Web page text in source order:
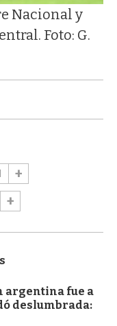
Nacional y
Foto: G.
argentina fue a
deslumbrada: